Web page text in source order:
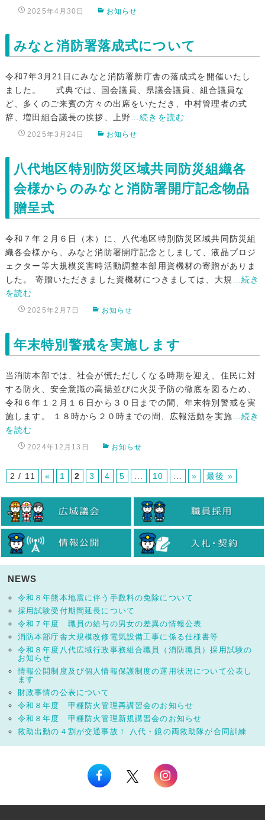
2025年4月30日 お知らせ
みなと消防署落成式について
令和7年3月21日にみなと消防署新庁舎の落成式を開催いたし
ました。 式典では、国会議員、県議会議員、組合議員な
ど、多くのご来賓の方々の出席をいただき、中村管理者の式
辞、増田組合議長の挨拶、上野…続きを読む
2025年3月24日 お知らせ
八代地区特別防災区域共同防災組織各
会様からのみなと消防署開庁記念物品
贈呈式
令和７年２月６日（木）に、八代地区特別防災区域共同防災組
織各会様から、みなと消防署開庁記念としまして、液晶プロジ
ェクター等大規模災害時活動調整本部用資機材の寄贈がありま
した。 寄贈いただきました資機材につきましては、大規…続き
を読む
2025年2月7日 お知らせ
年末特別警戒を実施します
当消防本部では、社会が慌ただしくなる時期を迎え、住民に対
する防火、安全意識の高揚並びに火災予防の徹底を図るため、
令和６年１２月１６日から３０日までの間、年末特別警戒を実
施します。 １８時から２０時までの間、広報活動を実施 …続き
を読む
2024年12月13日 お知らせ
2 / 11 « 1 2 3 4 5 10 » 最後 »
NEWS
令和８年熊本地震に伴う手数料の免除について
採用試験受付期間延長について
令和７年度 職員の給与の男女の差異の情報公表
消防本部庁舎大規模改修電気設備工事に係る仕様書等
令和８年度八代広域行政事務組合職員（消防職員）採用試験の
お知らせ
情報公開制度及び個人情報保護制度の運用状況について公表し
ます
財政事情の公表について
令和８年度 甲種防火管理再講習会のお知らせ
令和８年度 甲種防火管理新規講習会のお知らせ
救助出動の４割が交通事故！ 八代・鏡の両救助隊が合同訓練